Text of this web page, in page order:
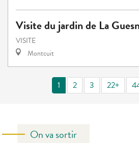
Visite du jardin de La
VISITE
Montcuit
1 2 3 22+
On va sortir